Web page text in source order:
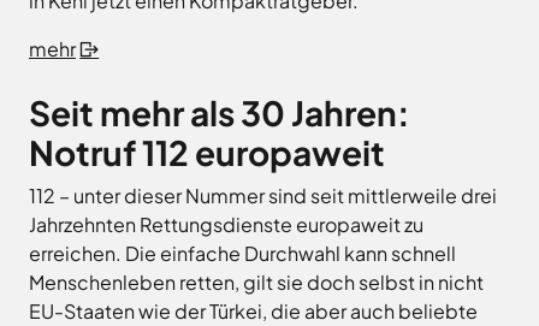
mehr
Seit mehr als 30 Jahren:
Notruf 112 europaweit
112 – unter dieser Nummer sind seit mittlerweile drei
Jahrzehnten Rettungsdienste europaweit zu
erreichen. Die einfache Durchwahl kann schnell
Menschenleben retten, gilt sie doch selbst in nicht
EU-Staaten wie der Türkei, die aber auch beliebte